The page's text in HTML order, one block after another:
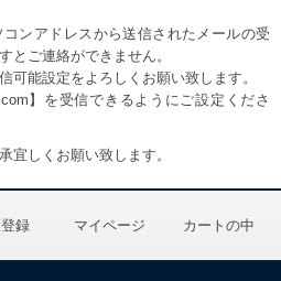
ンアドレスから送信されたメールの受
とご連絡ができません。
可能設定をよろしくお願い致します。
】を受信できるようにご設定くださ
宜しくお願い致します。
録 マイページ カートの中